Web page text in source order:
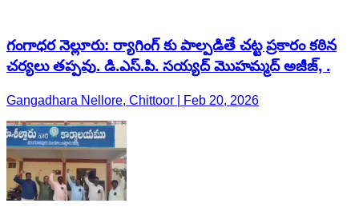
గంగాధర నెల్లూరు: ర్యాగింగ్ కు పాల్పడితే చట్ట ప్రకారం కఠిన
చర్యలు తప్పవు. డి.ఎస్.పి. సయ్యద్ మొహమ్మద్ అజీజ్, .
Gangadhara Nellore, Chittoor | Feb 20, 2026